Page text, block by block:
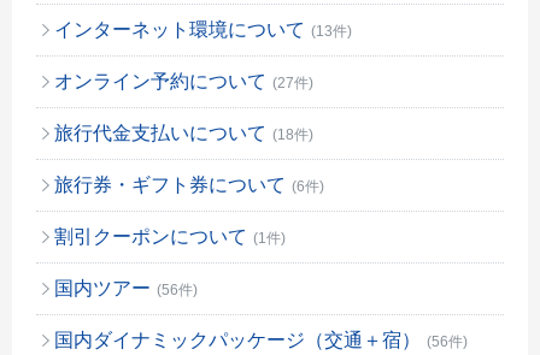
インターネット環境について (13件)
オンライン予約について (27件)
旅行代金支払いについて (18件)
旅行券・ギフト券について (6件)
割引クーポンについて (1件)
国内ツアー (56件)
国内ダイナミックパッケージ（交通＋宿） (56件)